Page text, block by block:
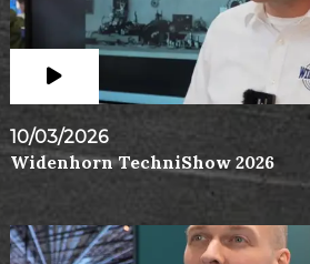
10/03/2026
Widenhorn TechniShow 2026